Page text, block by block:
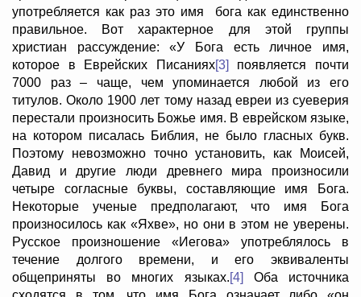
употребляется как раз это имя бога как единственно
правильное. Вот характерное для этой группы
христиан рассуждение: «У Бога есть личное имя,
которое в Еврейских Писаниях[3]
появляется почти
7000 раз – чаще, чем упоминается любой из его
титулов. Около 1900 лет тому назад евреи из суеверия
перестали произносить Божье имя. В еврейском языке,
на котором писалась Библия, не было гласных букв.
Поэтому невозможно точно установить, как Моисей,
Давид и другие люди древнего мира произносили
четыре согласные буквы, составляющие имя Бога.
Некоторые ученые предполагают, что имя Бога
произносилось как «Яхве», но они в этом не уверены.
Русское произношение «Иегова» употреблялось в
течение долгого времени, и его эквиваленты
общеприняты во многих языках.[4] Оба источника